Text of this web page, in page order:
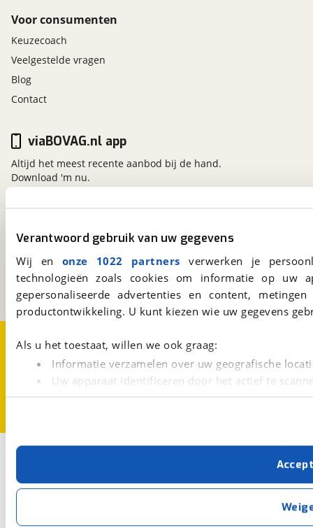
Verantwoord gebruik van uw gegevens
Wij en onze 1022 partners verwerken je
technologieën zoals cookies om informatie op
gepersonaliseerde advertenties en content,
productontwikkeling. U kunt kiezen wie uw gegevens
Als u het toestaat, willen we ook graag:
Informatie verzamelen over uw geografische
Uw apparaat identificeren door het actief te
Lees meer over hoe uw persoonlijke gegevens worden
Met cookies en vergelijkbare technieken zorgen we
cookies zorgen ervoor dat de website goed werkt.
verbeteren. We tonen je graag relevante advertenties
buiten onze website volgt – uiteraard op
privacyverklaring
. Als je weigert, plaatsen we alleen
Voor consumenten
Keuzecoach
Veelgestelde vragen
Blog
Contact
viaBOVAG.nl
3981 AJ
Bunnik
Een initiatief van
BOVAG
viaBOVAG.nl app
Altijd het meest recente aanbod bij de hand.
Download 'm nu.
CookievoorkeurenVacatures